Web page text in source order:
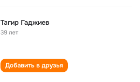
Тагир Гаджиев
39 лет
Добавить в друзья